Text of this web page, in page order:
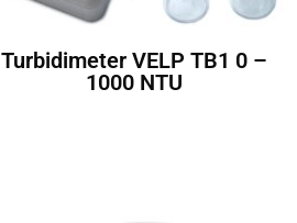
Turbidimeter VELP TB1 0 –
1000 NTU